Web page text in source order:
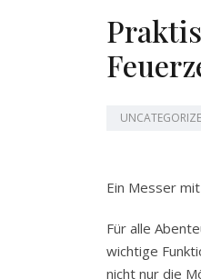
Ein Messer
Für alle
wichtige
nicht nur die